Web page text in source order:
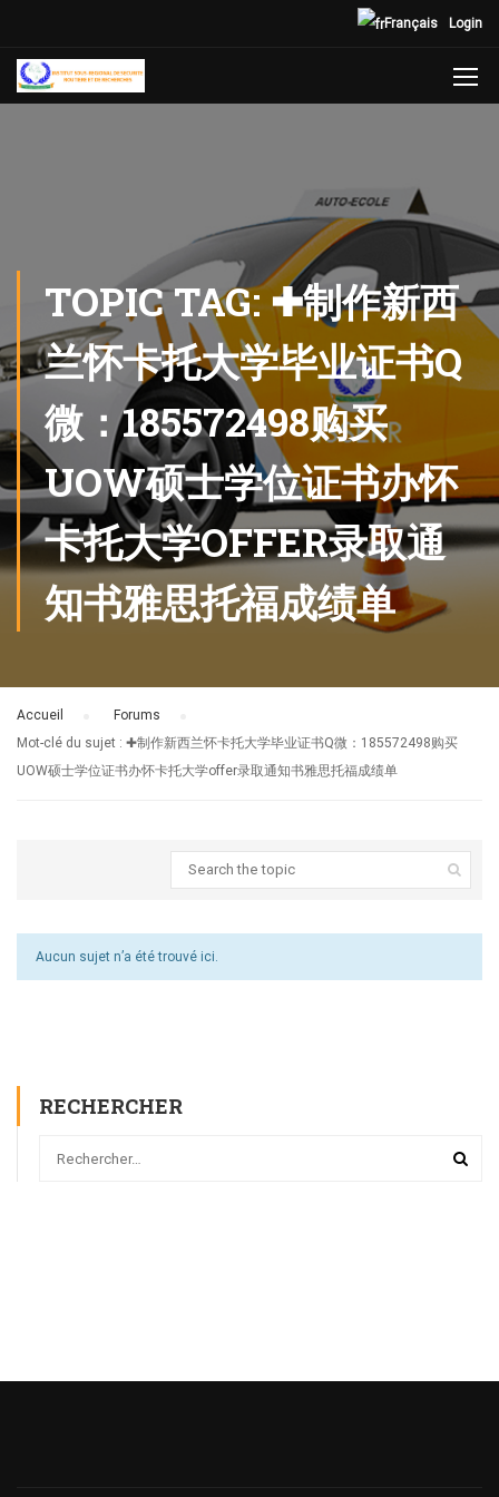
Login
Français
TOPIC TAG: ✚制作新西
兰怀卡托大学毕业证书Q
微：185572498购买
UOW硕士学位证书办怀
卡托大学OFFER录取通
知书雅思托福成绩单
Accueil Forums
Mot-clé du sujet : ✚制作新西兰怀卡托大学毕业证书Q微：185572498购买
UOW硕士学位证书办怀卡托大学offer录取通知书雅思托福成绩单
Aucun sujet n’a été trouvé ici.
RECHERCHER